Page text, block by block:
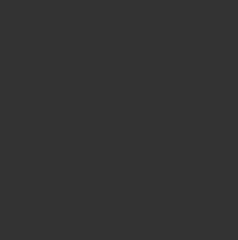
ist jede von der betroffenen Person freiwillig für den